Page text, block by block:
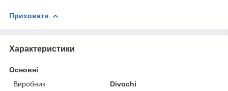
Приховати
Характеристики
Основні
Виробник
Divochi